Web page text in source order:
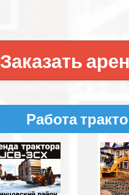
Заказать
Работа